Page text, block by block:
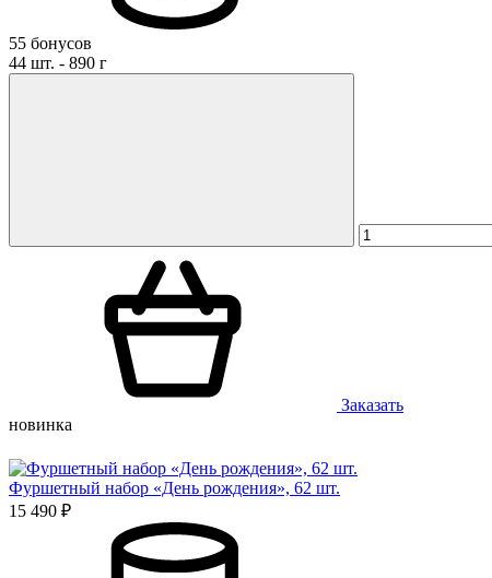
55 бонусов
44 шт. - 890 г
Заказать
новинка
Фуршетный набор «День рождения», 62 шт.
15 490 ₽